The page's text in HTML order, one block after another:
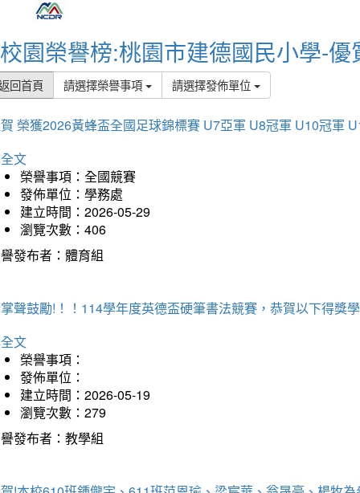
校園榮譽榜:桃園市建德國民小學-優
回首頁 請選擇榮譽事項 請選擇發佈單位
榮獲2026黃蜂盃全國足球錦標賽 U7亞軍 U8冠軍 U10冠軍
文
榮譽事項：全國競賽
發佈單位：學務處
建立時間：2026-05-29
瀏覽次數：406
發布者：體育組
聲鼓勵!！！114學年度英德盃硬筆書法競賽，恭賀以下得獎
文
榮譽事項：
發佈單位：
建立時間：2026-05-19
瀏覽次數：279
發布者：教學組